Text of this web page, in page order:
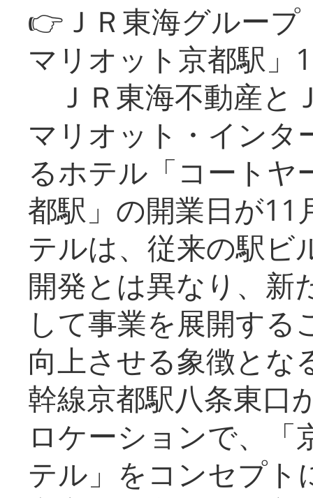
👉ＪＲ東海グルー
マリオット京都駅」
ＪＲ東海不動産と
マリオット・インタ
るホテル「コートヤ
都駅」の開業日が11
テルは、従来の駅ビ
開発とは異なり、新
して事業を展開する
向上させる象徴とな
幹線京都駅八条東口
ロケーションで、「
テル」をコンセプト